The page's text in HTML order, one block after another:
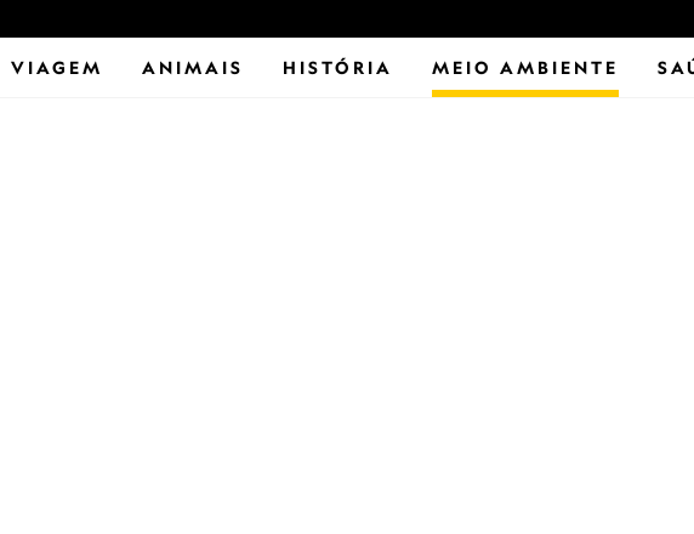
VIAGEM ANIMAIS HISTÓRIA MEIO AMBIENTE